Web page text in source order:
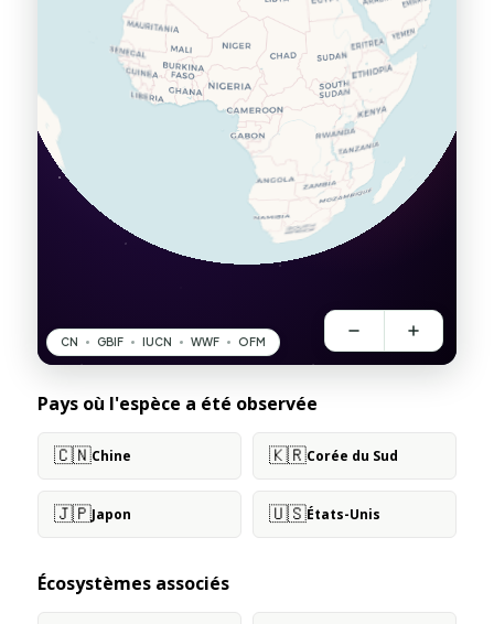
Pays où l'espèce a été observée
🇨🇳Chine 🇰🇷Corée du Sud
🇯🇵Japon 🇺🇸États-Unis
Écosystèmes associés